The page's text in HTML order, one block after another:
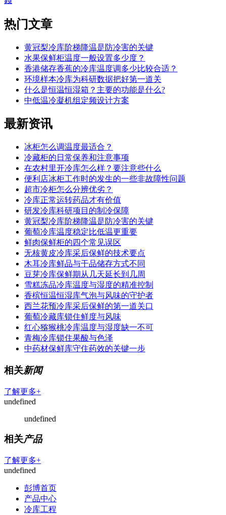
热门文章
黄冠梨冷库阶梯降温是防冷害的关键
水果保鲜柜温度一般设置多少度？
香港储存香蕉的冷库温度调多少比较合适？
环境样本冷库为科研数据把好第一道关
什么是恒温恒湿箱？主要的功能是什么?
中低温冷凝机组定频设计方案
最新资讯
冰柜怎么调温度最适合？
冷藏柜的日常保养和注意事项
在农村里开冷库怎么样？要注意些什么
便利店冰柜工作时的发生的一些非故障性问题
超市冷柜怎么分辨优劣？
冷库正常运转药品才有价值
研发冷库科研项目的制冷保障
黄冠梨冷库阶梯降温是防冷害的关键
葡萄冷库温度稳定比低温更重要
鲜肉保鲜柜的四个常见误区
无核黄皮冷库采后保鲜的技术要点
木耳冷库鲜品与干品储存方式不同
豆芽冷库保鲜期从几天延长到几周
雪糕冻品冷库温度与湿度的精准控制
香槟恒温恒湿库气泡与风味的守护者
西兰花预冷库采后保鲜的第一道关口
葡萄冷藏库锁住鲜度与风味
红心猕猴桃冷库温度与湿度缺一不可
青梅冷库锁住果酸与色泽
中药材保鲜库守住药效的关键一步
相关新闻
了解更多+
undefined
undefined
相关产品
了解更多+
undefined
彭博首页
产品中心
冷库工程